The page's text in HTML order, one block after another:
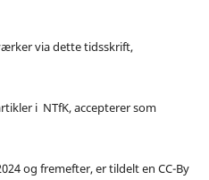
via dette tidsskrift,
i NTfK, accepterer som
og fremefter, er tildelt en CC-By